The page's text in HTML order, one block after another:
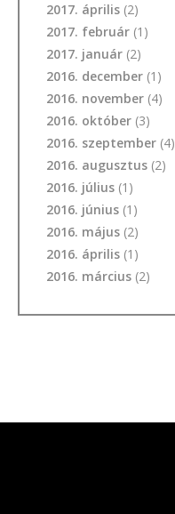
2017. április (2)
2017. február (1)
2017. január (2)
2016. december (1)
2016. november (4)
2016. október (3)
2016. szeptember (4)
2016. augusztus (2)
2016. július (1)
2016. június (1)
2016. május (2)
2016. április (1)
2016. március (2)